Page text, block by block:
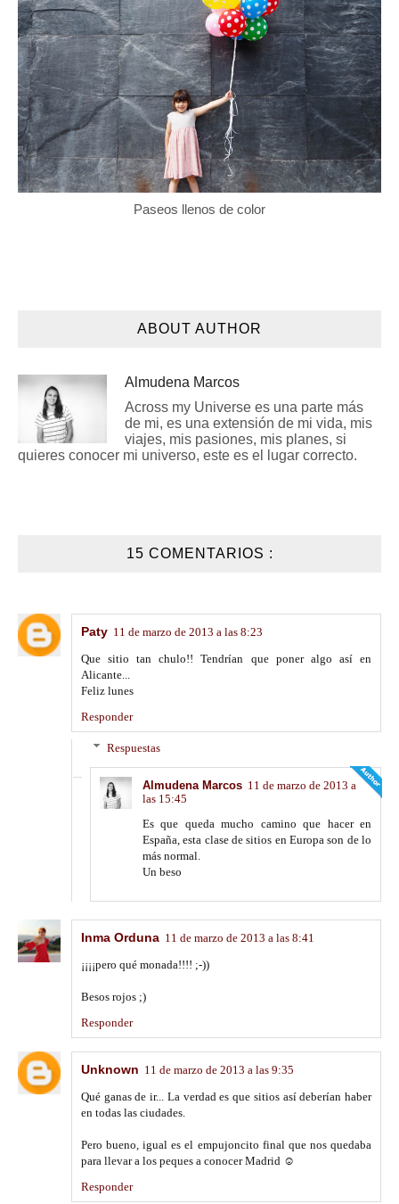
Paseos llenos de color
ABOUT AUTHOR
Almudena Marcos
Across my Universe es una parte más
de mi, es una extensión de mi vida, mis
viajes, mis pasiones, mis planes, si
quieres conocer mi universo, este es el lugar correcto.
15 COMENTARIOS :
Paty 11 de marzo de 2013 a las 8:23
Que sitio tan chulo!! Tendrían que poner algo así en
Alicante...
Feliz lunes
Responder
Respuestas
Almudena Marcos 11 de marzo de 2013 a
las 15:45
Es que queda mucho camino que hacer en
España, esta clase de sitios en Europa son de lo
más normal.
Un beso
Inma Orduna 11 de marzo de 2013 a las 8:41
¡¡¡¡pero qué monada!!!! ;-))
Besos rojos ;)
Responder
Unknown 11 de marzo de 2013 a las 9:35
Qué ganas de ir... La verdad es que sitios así deberían haber
en todas las ciudades.
Pero bueno, igual es el empujoncito final que nos quedaba
para llevar a los peques a conocer Madrid ☺
Responder